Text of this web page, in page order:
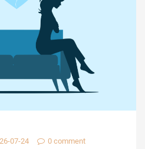
07-24 0 comment